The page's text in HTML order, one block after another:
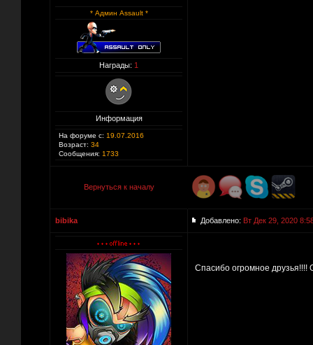
* Админ Assault *
Награды: 1
Информация
На форуме с: 19.07.2016
Возраст: 34
Сообщения: 1733
Вернуться к началу
bibika Добавлено: Вт Дек 29, 2020
Спасибо огромное друзья!!!!